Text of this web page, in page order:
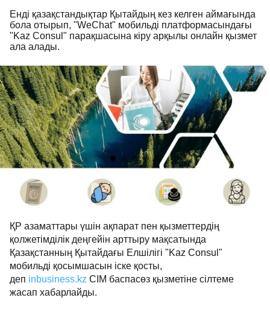
Енді қазақстандықтар Қытайдың кез келген аймағында
бола отырып, "WeChat" мобильді платформасындағы
"Kaz Consul" парақшасына кіру арқылы онлайн қызмет
ала алады.
ҚР азаматтары үшін ақпарат пен қызметтердің
қолжетімділік деңгейін арттыру мақсатында
Қазақстанның Қытайдағы Елшілігі "Kaz Consul"
мобильді қосымшасын іске қосты,
деп inbusiness.kz СІМ баспасөз қызметіне сілтеме
жасап хабарлайды.